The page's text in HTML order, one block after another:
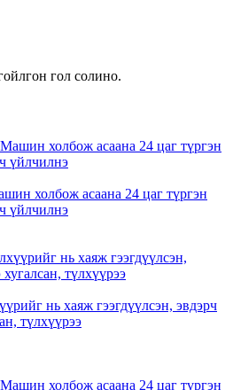
гол солино.
холбож асаана 24 цаг түргэн
үйлчилнэ
нь хаяж гээгдүүлсэн, эвдэрч
түлхүүрээ